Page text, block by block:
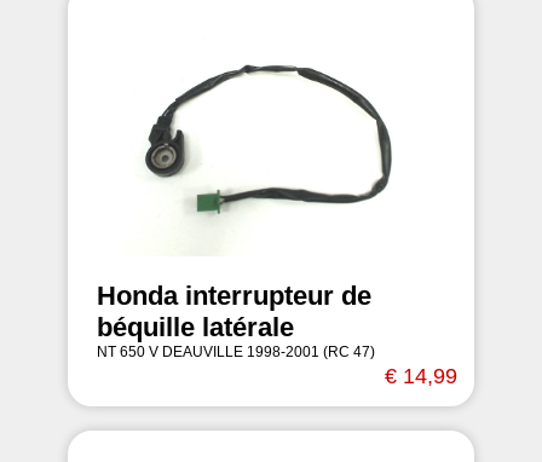
Honda interrupteur de
béquille latérale
NT 650 V DEAUVILLE 1998-2001 (RC 47)
€ 14,99